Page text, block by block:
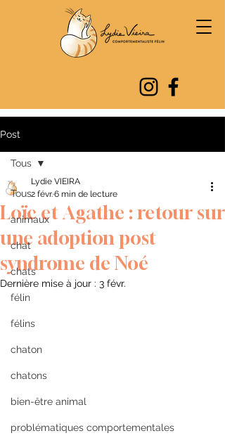
Post
Tous
animaux
chat
chats
félin
félins
chaton
chatons
bien-être animal
problématiques comportementales
Tous
Loïc et Agathe : retour sur
une adoption post
syndrome de Noé
Lydie VIEIRA
2 févr.6 min de lecture
Dernière mise à jour : 3 févr.